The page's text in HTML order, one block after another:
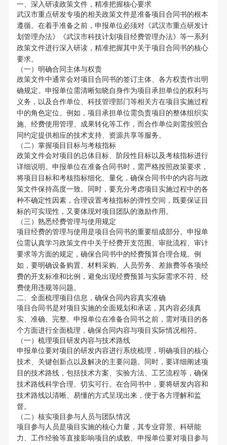
一、深入研读政策文件，精准把握核心要求
武汉市重点研发专项的相关政策文件是准备项目合同书的根本
遵循。在着手准备之前，申报单位必须对《武汉市重点研发计
划管理办法》《武汉市科技计划项目经费管理办法》等一系列
政策文件进行深入研读，精准把握其中关于项目合同书的核心
要求。
（一）明确合同主体与权责
政策文件中通常会对项目合同书的签订主体、各方权责作出明
确规定。申报单位需清晰知晓自身作为项目承担单位的权利与
义务，以及合作单位、科技管理部门等相关方在项目实施过程
中的角色定位。例如，项目承担单位需负责项目的整体组织实
施、经费使用管理、成果转化等工作，而合作单位则需按照合
同约定提供相应的技术支持、资源共享等服务。
（二）掌握项目目标与考核指标
政策文件会对项目的总体目标、阶段性目标以及考核指标进行
详细说明。申报单位在准备合同书时，需严格按照政策要求，
将项目目标和考核指标细化、量化，确保合同书中的内容与政
策文件保持高度一致。同时，要充分考虑项目实施过程中的各
种不确定性因素，合理设置考核指标的弹性空间，既要保证目
标的可实现性，又要体现对项目团队的激励作用。
（三）熟悉经费管理与使用规定
项目经费的管理与使用是项目合同书的重要组成部分。申报单
位需认真学习政策文件中关于经费开支范围、审批流程、审计
要求等方面的规定，确保合同书中的经费预算合理合规。例
如，要明确设备购置、材料采购、人员劳务、差旅费等各项经
费的开支标准和比例，避免出现经费预算与实际需求不符、经
费使用违规等问题。
二、全面梳理项目信息，确保合同内容真实准确
项目合同书是对项目实施的全面规划和承诺，其内容必须真
实、准确、完整。申报单位在准备合同书之前，需对项目的各
个方面进行全面梳理，确保合同内容与项目实际情况相符。
（一）梳理项目研发内容与技术路线
申报单位要对项目的研发内容进行系统梳理，明确项目的核心
技术、关键创新点以及解决的主要问题。同时，要详细阐述项
目的技术路线，包括技术方案、实验方法、工艺流程等，确保
技术路线科学合理、切实可行。在合同书中，要将研发内容和
技术路线以清晰、易懂的方式呈现出来，便于各方理解和监
督。
（二）核实项目参与人员与团队情况
项目参与人员是项目实施的核心力量，其专业背景、科研能
力、工作经验等直接影响项目的成败。申报单位要对项目参与